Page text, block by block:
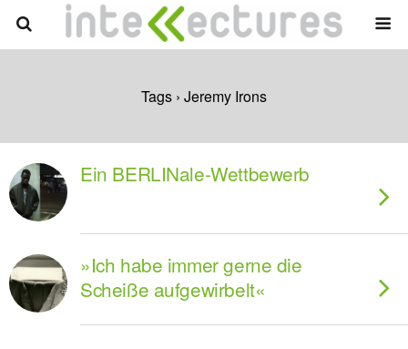
Tags › Jeremy Irons
Ein BERLINale-Wettbewerb
»Ich habe immer gerne die
Scheiße aufgewirbelt«